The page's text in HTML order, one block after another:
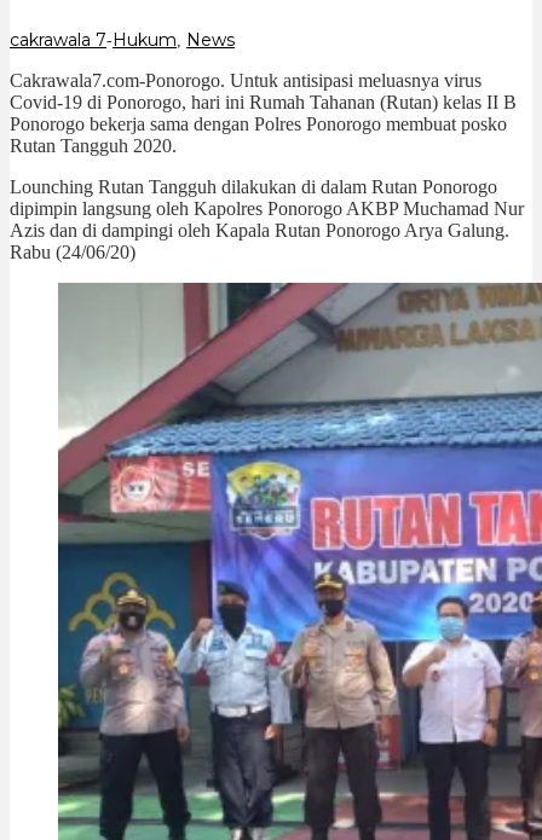
cakrawala 7-Hukum News
Cakrawala7.com-Ponorogo. Untuk antisipasi meluasnya virus
Covid-19 di Ponorogo, hari ini Rumah Tahanan (Rutan) kelas II B
Ponorogo bekerja sama dengan Polres Ponorogo membuat posko
Rutan Tangguh 2020.
Lounching Rutan Tangguh dilakukan di dalam Rutan Ponorogo
dipimpin langsung oleh Kapolres Ponorogo AKBP Muchamad Nur
Azis dan di dampingi oleh Kapala Rutan Ponorogo Arya Galung.
Rabu (24/06/20)